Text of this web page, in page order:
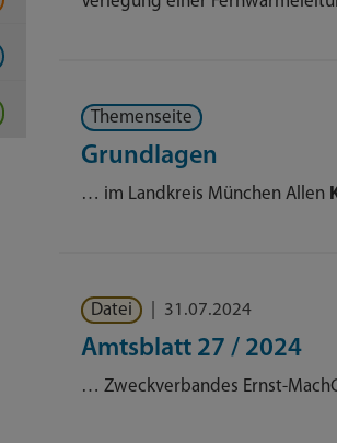
Themenseite
Grundlagen
… im Landkreis München Allen
Datei 31.07.2024
Amtsblatt 27 / 2024
… Zweckverbandes Ernst-